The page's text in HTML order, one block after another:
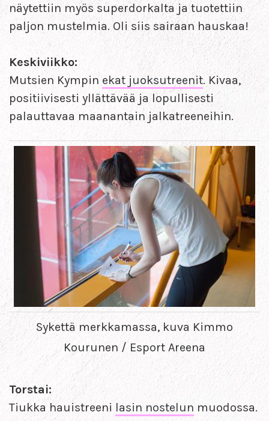
näytettiin myös superdorkalta ja tuotettiin
paljon mustelmia. Oli siis sairaan hauskaa!
Keskiviikko:
Mutsien Kympin ekat juoksutreenit. Kivaa,
positiivisesti yllättävää ja lopullisesti
palauttavaa maanantain jalkatreeneihin.
Sykettä merkkamassa, kuva Kimmo
Kourunen / Esport Areena
Torstai:
Tiukka hauistreeni lasin nostelun muodossa.